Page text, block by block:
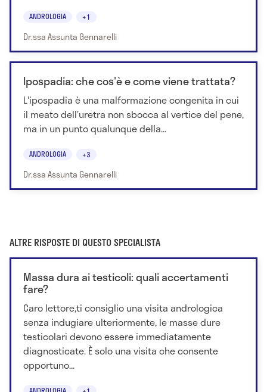
ANDROLOGIA +1
Dr.ssa Assunta Gennarelli
Ipospadia: che cos'è e come viene trattata?
L'ipospadia è una malformazione congenita in cui
il meato dell’uretra non sbocca al vertice del pene,
ma in un punto qualunque della...
ANDROLOGIA +3
Dr.ssa Assunta Gennarelli
ALTRE RISPOSTE DI QUESTO SPECIALISTA
Massa dura ai testicoli: quali accertamenti
fare?
Caro lettore,ti consiglio una visita andrologica
senza indugiare ulteriormente, le masse dure
testicolari devono essere immediatamente
diagnosticate. È solo una visita che consente
opportuno...